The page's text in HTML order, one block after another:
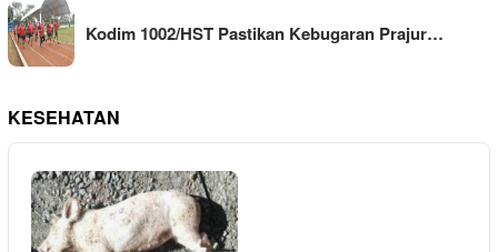
Kodim 1002/HST Pastikan Kebugaran Prajur…
KESEHATAN